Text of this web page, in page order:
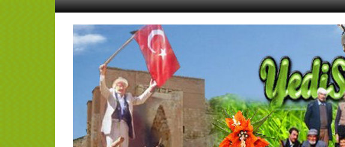
İçeriğe
AFŞİN
YEDİSEVİN
HABER
Kahramanmaraş,Afşin,Sevin
Köyleri
Tanıtım